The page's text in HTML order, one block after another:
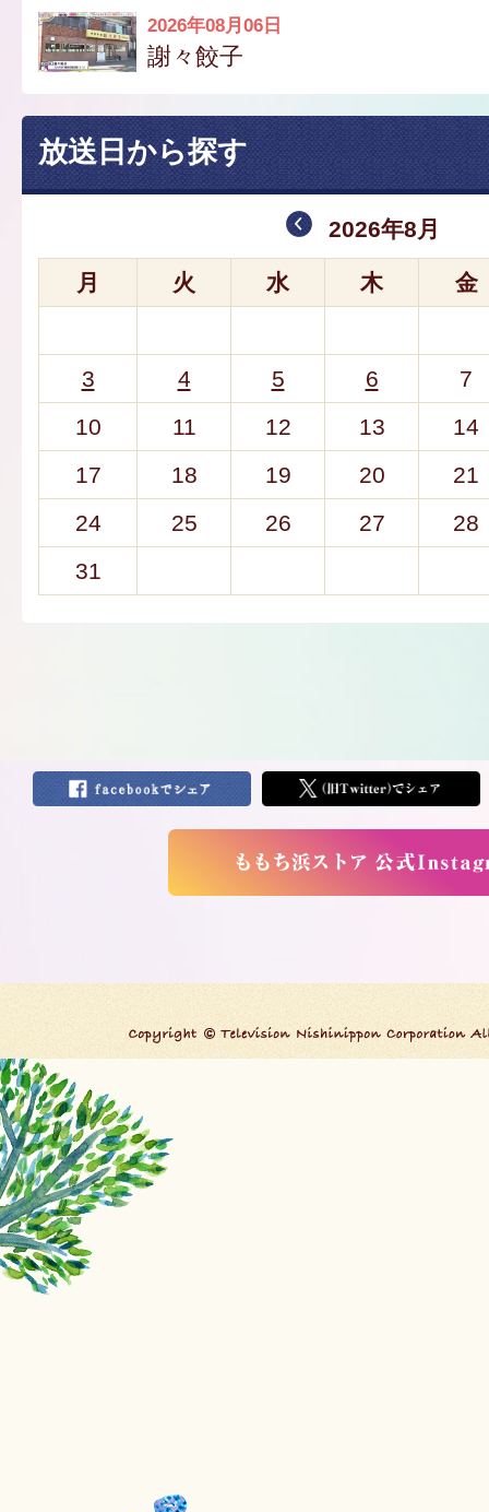
2026年08月06日
謝々餃子
放送日から探す
2026年8月
月 火 水 木 金
3 4 5 6
7
10
11 12 13
14
17
18 19 20
21
24
25 26 27
28
31